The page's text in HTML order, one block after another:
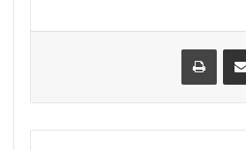
مشاركة عبر البريد طباعة